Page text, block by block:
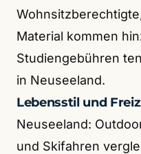
Material kommen
Studiengebühren
in Neuseeland.
Lebensstil und
Neuseeland:
und Skifahren